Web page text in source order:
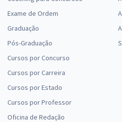
Exame de Ordem
Graduação
Pós-Graduação
Cursos por Concurso
Cursos por Carreira
Cursos por Estado
Cursos por Professor
Oficina de Redação